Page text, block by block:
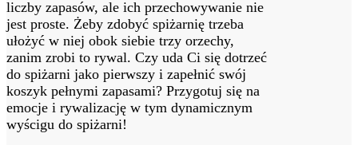
liczby zapasów, ale ich przechowywanie nie
jest proste. Żeby zdobyć spiżarnię trzeba
ułożyć w niej obok siebie trzy orzechy,
zanim zrobi to rywal. Czy uda Ci się dotrzeć
do spiżarni jako pierwszy i zapełnić swój
koszyk pełnymi zapasami? Przygotuj się na
emocje i rywalizację w tym dynamicznym
wyścigu do spiżarni!